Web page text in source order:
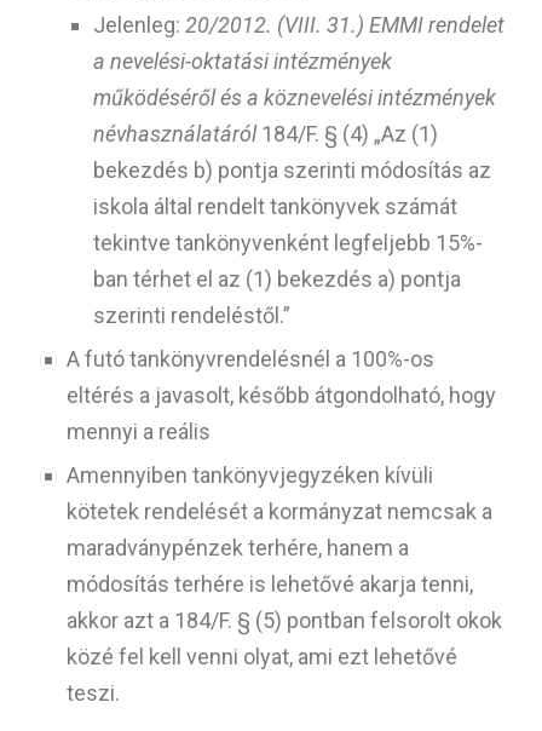
Jelenleg: 20/2012. (VIII. 31.) EMMI rendelet
a nevelési-oktatási intézmények
működéséről és a köznevelési intézmények
névhasználatáról184/F. § (4) „Az (1)
bekezdés b) pontja szerinti módosítás az
iskola által rendelt tankönyvek számát
tekintve tankönyvenként legfeljebb 15%-
ban térhet el az (1) bekezdés a) pontja
szerinti rendeléstől.”
A futó tankönyvrendelésnél a 100%-os
eltérés a javasolt, később átgondolható, hogy
mennyi a reális
Amennyiben tankönyvjegyzéken kívüli
kötetek rendelését a kormányzat nemcsak a
maradványpénzek terhére, hanem a
módosítás terhére is lehetővé akarja tenni,
akkor azt a 184/F. § (5) pontban felsorolt okok
közé fel kell venni olyat, ami ezt lehetővé
teszi.